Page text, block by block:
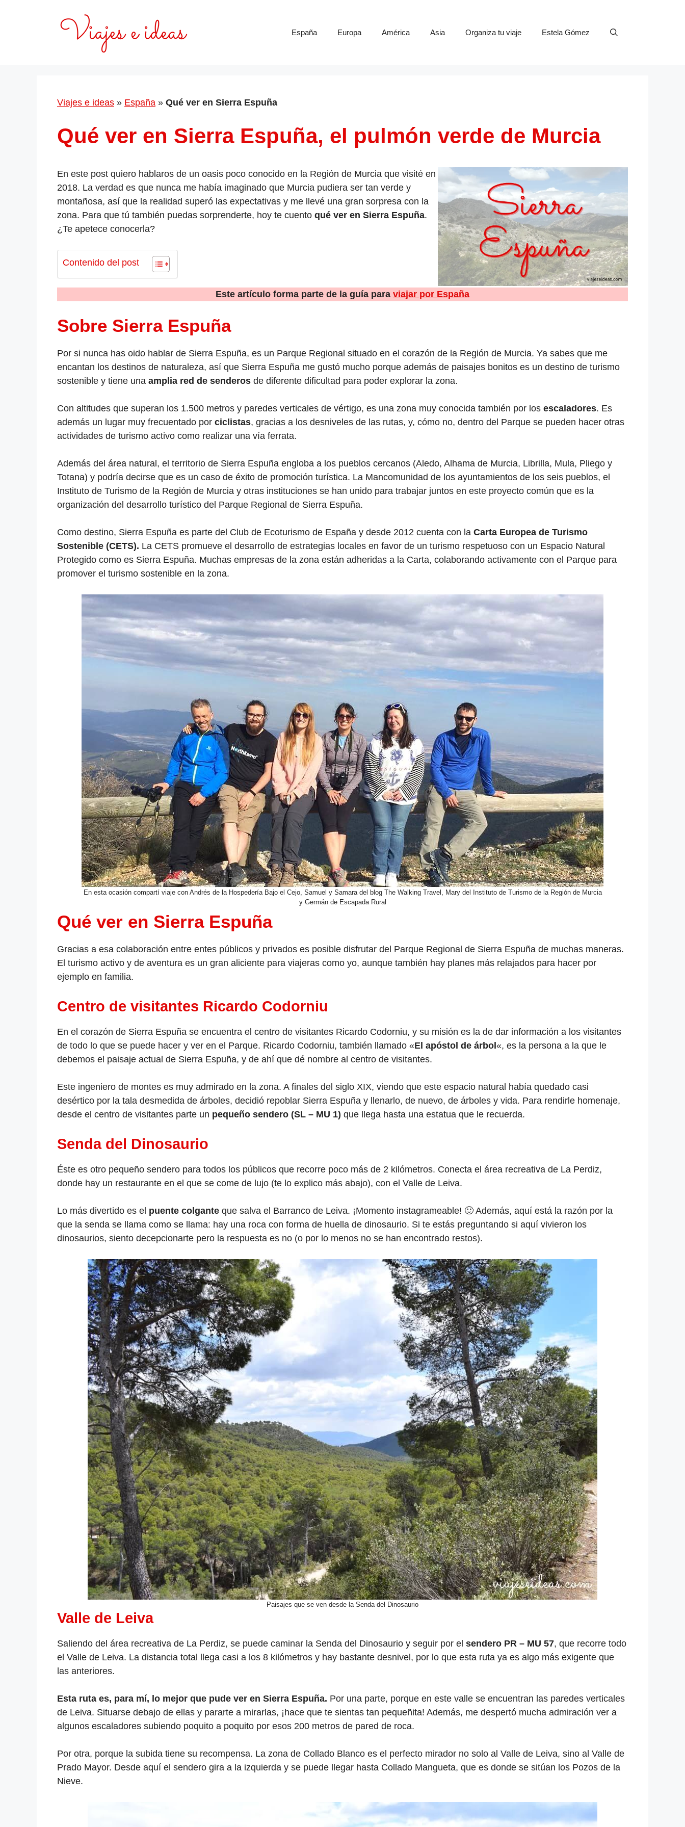
España Europa América Asia Organiza tu viaje Estela Gómez
Viajes e ideas » España » Qué ver en Sierra Espuña
Qué ver en Sierra Espuña, el pulmón verde de Murcia
En este post quiero hablaros de un oasis poco conocido en la Región de Murcia que visité en
2018. La verdad es que nunca me había imaginado que Murcia pudiera ser tan verde y
montañosa, así que la realidad superó las expectativas y me llevé una gran sorpresa con la
zona. Para que tú también puedas sorprenderte, hoy te cuento qué ver en Sierra Espuña.
¿Te apetece conocerla?
Contenido del post
Este artículo forma parte de la guía para viajar por España
Sobre Sierra Espuña
Por si nunca has oido hablar de Sierra Espuña, es un Parque Regional situado en el corazón de la Región de Murcia. Ya sabes que me
encantan los destinos de naturaleza, así que Sierra Espuña me gustó mucho porque además de paisajes bonitos es un destino de turismo
sostenible y tiene una amplia red de senderos de diferente dificultad para poder explorar la zona.
Con altitudes que superan los 1.500 metros y paredes verticales de vértigo, es una zona muy conocida también por los escaladores. Es
además un lugar muy frecuentado por ciclistas, gracias a los desniveles de las rutas, y, cómo no, dentro del Parque se pueden hacer otras
actividades de turismo activo como realizar una vía ferrata.
Además del área natural, el territorio de Sierra Espuña engloba a los pueblos cercanos (Aledo, Alhama de Murcia, Librilla, Mula, Pliego y
Totana) y podría decirse que es un caso de éxito de promoción turística. La Mancomunidad de los ayuntamientos de los seis pueblos, el
Instituto de Turismo de la Región de Murcia y otras instituciones se han unido para trabajar juntos en este proyecto común que es la
organización del desarrollo turístico del Parque Regional de Sierra Espuña.
Como destino, Sierra Espuña es parte del Club de Ecoturismo de España y desde 2012 cuenta con la Carta Europea de Turismo
Sostenible (CETS). La CETS promueve el desarrollo de estrategias locales en favor de un turismo respetuoso con un Espacio Natural
Protegido como es Sierra Espuña. Muchas empresas de la zona están adheridas a la Carta, colaborando activamente con el Parque para
promover el turismo sostenible en la zona.
En esta ocasión compartí viaje con Andrés de la Hospedería Bajo el Cejo, Samuel y Samara del blog The Walking Travel, Mary del Instituto de Turismo de la Región de Murcia
y Germán de Escapada Rural
Qué ver en Sierra Espuña
Gracias a esa colaboración entre entes públicos y privados es posible disfrutar del Parque Regional de Sierra Espuña de muchas maneras.
El turismo activo y de aventura es un gran aliciente para viajeras como yo, aunque también hay planes más relajados para hacer por
ejemplo en familia.
Centro de visitantes Ricardo Codorniu
En el corazón de Sierra Espuña se encuentra el centro de visitantes Ricardo Codorniu, y su misión es la de dar información a los visitantes
de todo lo que se puede hacer y ver en el Parque. Ricardo Codorniu, también llamado «El apóstol de árbol «, es la persona a la que le
debemos el paisaje actual de Sierra Espuña, y de ahí que dé nombre al centro de visitantes.
Este ingeniero de montes es muy admirado en la zona. A finales del siglo XIX, viendo que este espacio natural había quedado casi
desértico por la tala desmedida de árboles, decidió repoblar Sierra Espuña y llenarlo, de nuevo, de árboles y vida. Para rendirle homenaje,
desde el centro de visitantes parte un pequeño sendero (SL – MU 1) que llega hasta una estatua que le recuerda.
Senda del Dinosaurio
Éste es otro pequeño sendero para todos los públicos que recorre poco más de 2 kilómetros. Conecta el área recreativa de La Perdiz,
donde hay un restaurante en el que se come de lujo (te lo explico más abajo), con el Valle de Leiva.
Lo más divertido es el puente colgante que salva el Barranco de Leiva. ¡Momento instagrameable! 🙂 Además, aquí está la razón por la
que la senda se llama como se llama: hay una roca con forma de huella de dinosaurio. Si te estás preguntando si aquí vivieron los
dinosaurios, siento decepcionarte pero la respuesta es no (o por lo menos no se han encontrado restos).
Paisajes que se ven desde la Senda del Dinosaurio
Valle de Leiva
Saliendo del área recreativa de La Perdiz, se puede caminar la Senda del Dinosaurio y seguir por el sendero PR – MU 57, que recorre todo
el Valle de Leiva. La distancia total llega casi a los 8 kilómetros y hay bastante desnivel, por lo que esta ruta ya es algo más exigente que
las anteriores.
Esta ruta es, para mí, lo mejor que pude ver en Sierra Espuña. Por una parte, porque en este valle se encuentran las paredes verticales
de Leiva. Situarse debajo de ellas y pararte a mirarlas, ¡hace que te sientas tan pequeñita! Además, me despertó mucha admiración ver a
algunos escaladores subiendo poquito a poquito por esos 200 metros de pared de roca.
Por otra, porque la subida tiene su recompensa. La zona de Collado Blanco es el perfecto mirador no solo al Valle de Leiva, sino al Valle de
Prado Mayor. Desde aquí el sendero gira a la izquierda y se puede llegar hasta Collado Mangueta, que es donde se sitúan los Pozos de la
Nieve.